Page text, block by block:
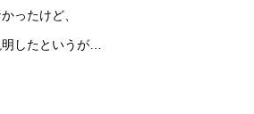
ったけど、
したというが…